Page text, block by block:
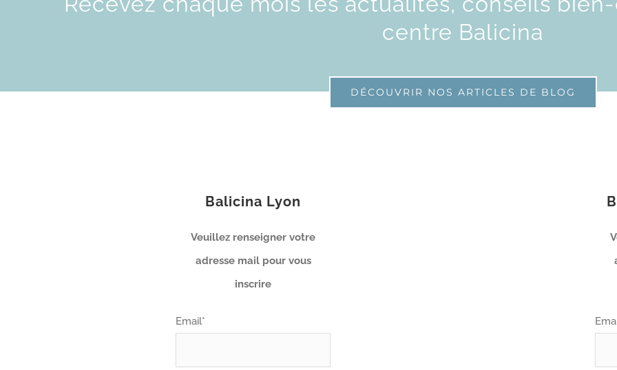
centre Balicina
DÉCOUVRIR NOS ARTICLES DE BLOG
Balicina Lyon
Veuillez renseigner votre
adresse mail pour vous
inscrire
Email*